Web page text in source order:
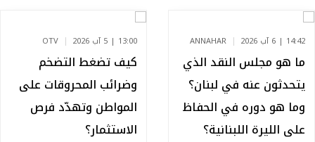
14:42 | 6 آب 2026 ANNAHAR
ما هو مجلس النقد الذي
يتحدثون عنه في لبنان؟
وما هو دوره في الحفاظ
على الليرة اللبنانية؟
13:00 | 5 آب 2026 OTV
كيف تضغط التضخم
وضرائب المحروقات على
المواطن وتهدّد فرص
الاستثمار؟